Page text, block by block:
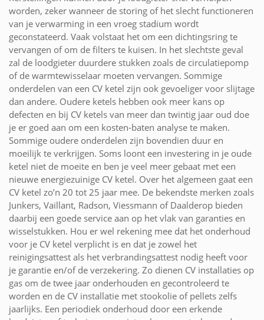
worden, zeker wanneer de storing of het slecht functioneren
van je verwarming in een vroeg stadium wordt
geconstateerd. Vaak volstaat het om een dichtingsring te
vervangen of om de filters te kuisen. In het slechtste geval
zal de loodgieter duurdere stukken zoals de circulatiepomp
of de warmtewisselaar moeten vervangen. Sommige
onderdelen van een CV ketel zijn ook gevoeliger voor slijtage
dan andere. Oudere ketels hebben ook meer kans op
defecten en bij CV ketels van meer dan twintig jaar oud doe
je er goed aan om een kosten-baten analyse te maken.
Sommige oudere onderdelen zijn bovendien duur en
moeilijk te verkrijgen. Soms loont een investering in je oude
ketel niet de moeite en ben je veel meer gebaat met een
nieuwe energiezuinige CV ketel. Over het algemeen gaat een
CV ketel zo’n 20 tot 25 jaar mee. De bekendste merken zoals
Junkers, Vaillant, Radson, Viessmann of Daalderop bieden
daarbij een goede service aan op het vlak van garanties en
wisselstukken. Hou er wel rekening mee dat het onderhoud
voor je CV ketel verplicht is en dat je zowel het
reinigingsattest als het verbrandingsattest nodig heeft voor
je garantie en/of de verzekering. Zo dienen CV installaties op
gas om de twee jaar onderhouden en gecontroleerd te
worden en de CV installatie met stookolie of pellets zelfs
jaarlijks. Een periodiek onderhoud door een erkende